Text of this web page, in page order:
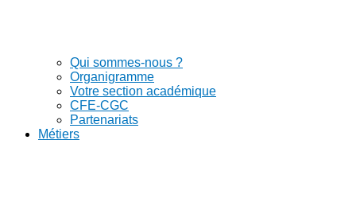
Qui sommes-nous ?
Organigramme
Votre section académique
CFE-CGC
Partenariats
Métiers